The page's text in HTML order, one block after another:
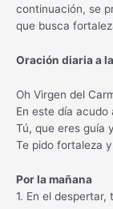
continuación, se
que busca
Oración diaria a
Oh Virgen del
En este día
Tú, que eres guía
Te pido fortaleza
Por la mañana
1. En el despertar,